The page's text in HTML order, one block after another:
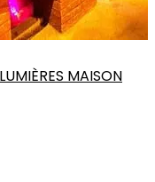
MAISON